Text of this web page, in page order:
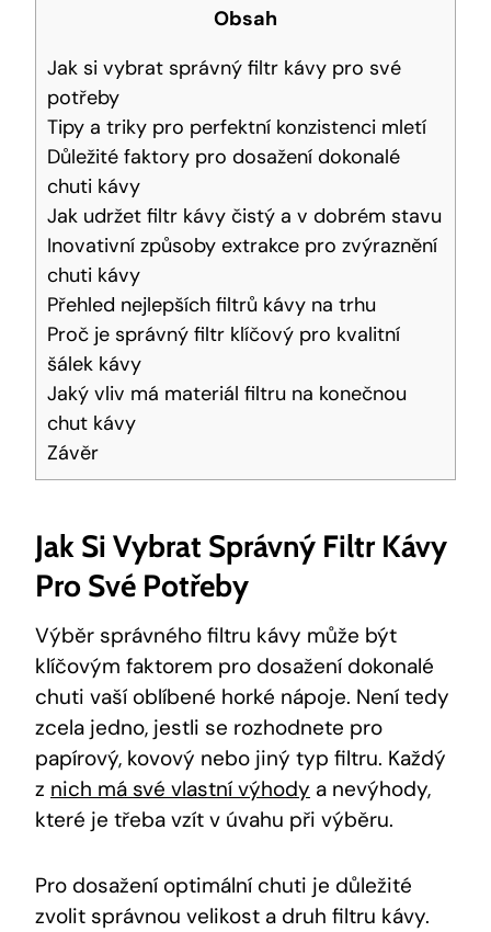
Obsah
Jak si vybrat správný filtr kávy pro své
potřeby
Tipy a triky pro perfektní konzistenci mletí
Důležité faktory pro dosažení dokonalé
chuti kávy
Jak udržet filtr kávy čistý a v dobrém stavu
Inovativní způsoby extrakce pro zvýraznění
chuti kávy
Přehled nejlepších filtrů kávy na trhu
Proč je správný filtr klíčový pro kvalitní
šálek kávy
Jaký vliv má materiál filtru na konečnou
chut kávy
Závěr
Jak Si Vybrat Správný Filtr Kávy
Pro Své Potřeby
Výběr správného filtru kávy může být
klíčovým faktorem pro dosažení dokonalé
chuti vaší oblíbené horké nápoje. Není tedy
zcela jedno, jestli se rozhodnete pro
papírový, kovový nebo jiný typ filtru. Každý
z nich má své vlastní výhody a nevýhody,
které je třeba vzít v úvahu při výběru.
Pro dosažení optimální chuti je důležité
zvolit správnou velikost a druh filtru kávy.